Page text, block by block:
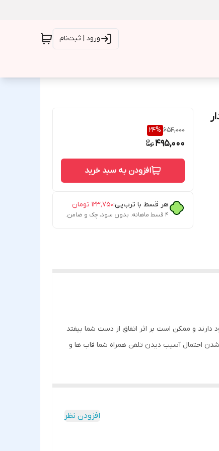
ورود | ثبت‌نام
654,000
24%
495,000
افزودن به سبد خرید
هر قسط با ترب‌پی:۱۲۳٬۷۵۰ تومان
۴ قسط ماهانه. بدون سود، چک و ضامن.
و ممکن است بر اثر اتفاق از دست شما بیفتد
شدن احتمال آسیب دیدن تلفن همراه شما قاب ها و
در کنار محافظت از بدنه، از لنز تلفن
هنگام تماشای ویدئو استفاده کرد.
افزودن نظر